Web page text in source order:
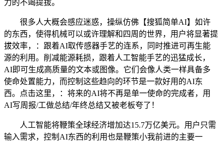
力的不竭提拔。
很多人大概会感应迷惑，操纵仿佛【搜狐简单AI】如许
的东西，使得机械可以或许理解和四周的世界，用户将显著提
拔效率，：跟着AI取传感器手艺的连系，同时推进可再生能
源的利用。削减能源耗损，跟着人工智能手艺的迅猛成长，
AI即可生成高质量的文本或图像。它们会像人类一样具备多
使命处置能力，而控制这些趋向的环节是一款好用的AI东
西。点击这里，：将来的AI将不再是单一使命的完成者，用
AI写周报/工做总结/年终总结又被老板夸了！
人工智能将鞭策全球经济增加达15.7万亿美元。用户只需
输入需求，控制AI东西的利用也是鞭策小我前进的主要一